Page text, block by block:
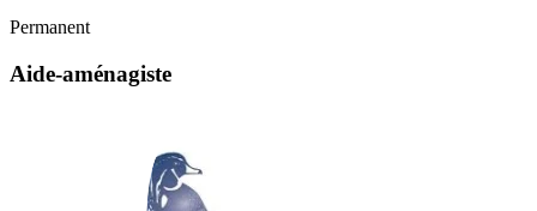
Permanent
Aide-aménagiste